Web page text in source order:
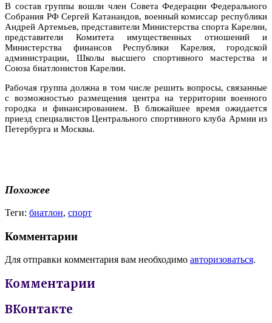
В состав группы вошли член Совета Федерации Федерального
Собрания РФ Сергей Катанандов, военный комиссар республики
Андрей Артемьев, представители Министерства спорта Карелии,
представители Комитета имущественных отношений и
Министерства финансов Республики Карелия, городской
администрации, Школы высшего спортивного мастерства и
Союза биатлонистов Карелии.
Рабочая группа должна в том числе решить вопросы, связанные
с возможностью размещения центра на территории военного
городка и финансированием. В ближайшее время ожидается
приезд специалистов Центрального спортивного клуба Армии из
Петербурга и Москвы.
Похожее
Теги: биатлон, спорт
Комментарии
Для отправки комментария вам необходимо авторизоваться.
Комментарии
ВКонтакте